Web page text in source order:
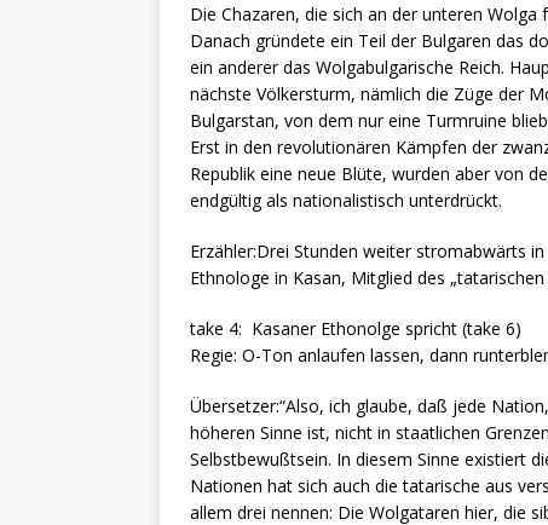
Die Chazaren, die sich an der unteren
Danach gründete ein Teil der Bulgaren das
ein anderer das Wolgabulgarische Reich.
nächste Völkersturm, nämlich die Züge der
Bulgarstan, von dem nur eine Turmruine
Erst in den revolutionären Kämpfen der
Republik eine neue Blüte, wurden aber von
endgültig als nationalistisch unterdrückt.
Erzähler:Drei Stunden weiter
Ethnologe in Kasan, Mitglied des
take 4: Kasaner Ethonolge spricht (take 6)
Regie: O-Ton anlaufen lassen, dann
Übersetzer:“Also, ich glaube, daß jede
höheren Sinne ist, nicht in staatlichen
Selbstbewußtsein. In diesem Sinne existiert
Nationen hat sich auch die tatarische aus
allem drei nennen: Die Wolgataren hier, die